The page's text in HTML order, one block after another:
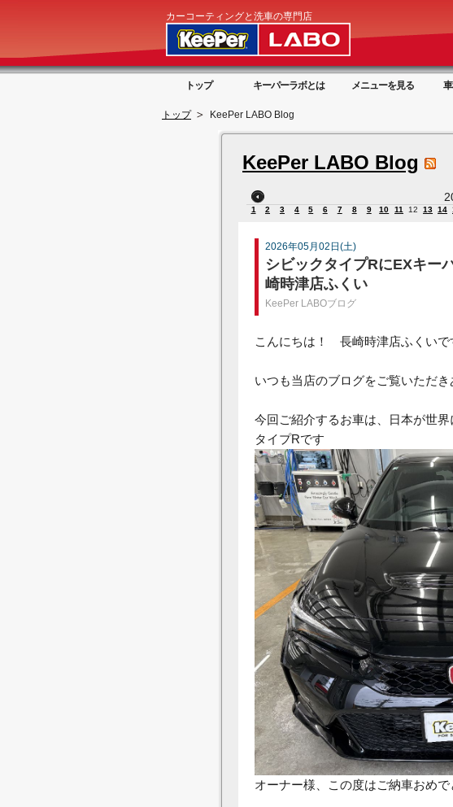
カーコーティングと洗車の専門店
トップ キーパーラボとは メニューを見る
トップ KeePer LABO Blog
KeePer LABO Blog
1 2 3 4 5 6 7 8 9 10 11 12 13 14
2026年05月02日(土)
シビックタイプRにEXキー
崎時津店ふくい
KeePer LABOブログ
こんにちは！ 長崎時津店ふくいで
いつも当店のブログをご覧いただ
今回ご紹介するお車は、日本が世界
タイプRです
オーナー様、この度はご納車おめ